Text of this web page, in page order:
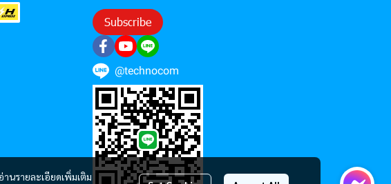
นรายละเอียดเพิ่มเติม
Subscribe
@technocom